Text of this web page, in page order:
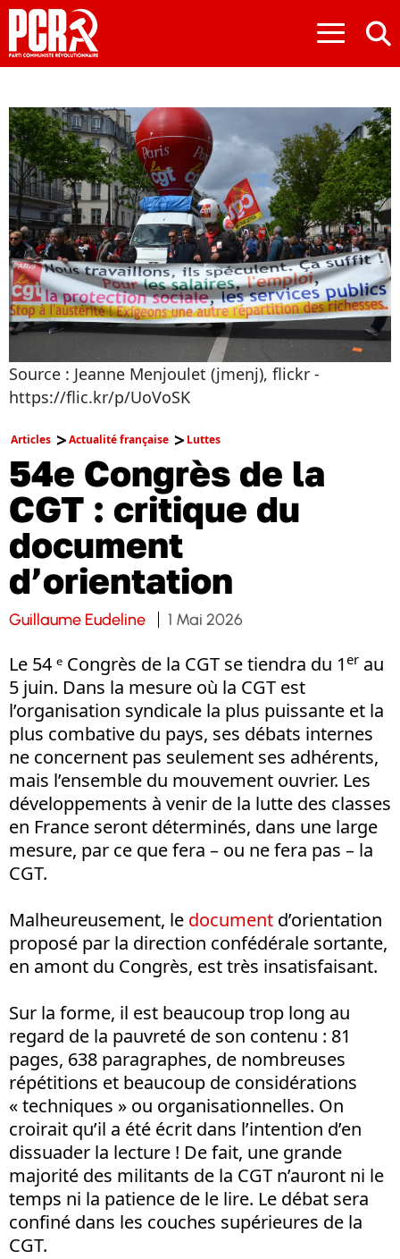
≡
Source : Jeanne Menjoulet (jmenj), flickr -
https://flic.kr/p/UoVoSK
Articles Actualité française Luttes
54e Congrès de la
CGT : critique du
document
d’orientation
Guillaume Eudeline 1 Mai 2026
Le 54 ᵉ Congrès de la CGT se tiendra du 1er au
5 juin. Dans la mesure où la CGT est
l’organisation syndicale la plus puissante et la
plus combative du pays, ses débats internes
ne concernent pas seulement ses adhérents,
mais l’ensemble du mouvement ouvrier. Les
développements à venir de la lutte des classes
en France seront déterminés, dans une large
mesure, par ce que fera – ou ne fera pas – la
CGT.
Malheureusement, le document d’orientation
proposé par la direction confédérale sortante,
en amont du Congrès, est très insatisfaisant.
Sur la forme, il est beaucoup trop long au
regard de la pauvreté de son contenu : 81
pages, 638 paragraphes, de nombreuses
répétitions et beaucoup de considérations
« techniques » ou organisationnelles. On
croirait qu’il a été écrit dans l’intention d’en
dissuader la lecture ! De fait, une grande
majorité des militants de la CGT n’auront ni le
temps ni la patience de le lire. Le débat sera
confiné dans les couches supérieures de la
CGT.